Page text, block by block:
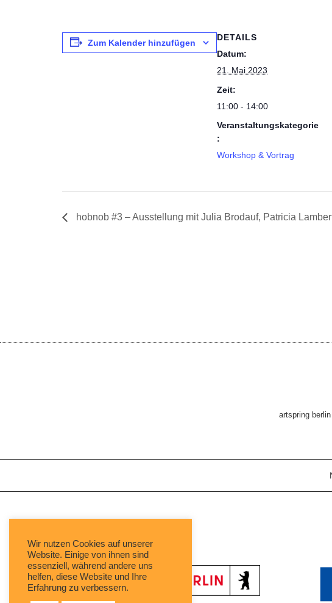
Zum Kalender hinzufügen
DETAILS
Datum:
21. Mai 2023
Zeit:
11:00 - 14:00
Veranstaltungskategorie
:
Workshop & Vortrag
hobnob #3 – Ausstellung mit Julia Brodauf, Patricia
artspring
Wir nutzen Cookies auf unserer
Website. Einige von ihnen sind
essenziell, während andere uns
helfen, diese Website und Ihre
Erfahrung zu verbessern.